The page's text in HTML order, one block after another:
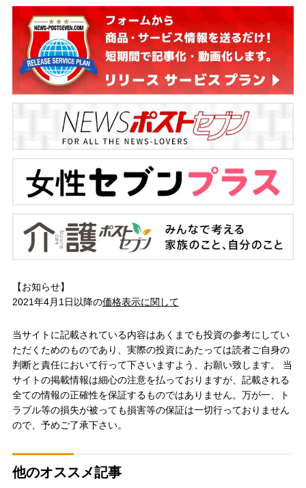
【お知らせ】
2021年4月1日以降の価格表示に関して
当サイトに記載されている内容はあくまでも投資の参考にしてい
ただくためのものであり、実際の投資にあたっては読者ご自身の
判断と責任において行って下さいますよう、お願い致します。 当
サイトの掲載情報は細心の注意を払っておりますが、記載される
全ての情報の正確性を保証するものではありません。万が一、ト
ラブル等の損失が被っても損害等の保証は一切行っておりません
ので、予めご了承下さい。
他のオススメ記事